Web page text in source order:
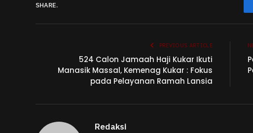
SHARE.
PREVIOUS ARTICLE
524 Calon Jamaah Haji Kukar Ikuti
Manasik Massal, Kemenag Kukar : Fokus
pada Pelayanan Ramah Lansia
Redaksi